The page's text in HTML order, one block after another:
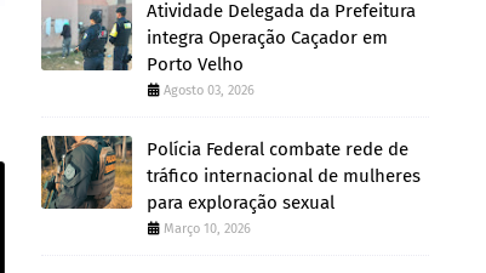
Atividade Delegada da Prefeitura
integra Operação Caçador em
Porto Velho
Agosto 03, 2026
Polícia Federal combate rede de
tráfico internacional de mulheres
para exploração sexual
Março 10, 2026